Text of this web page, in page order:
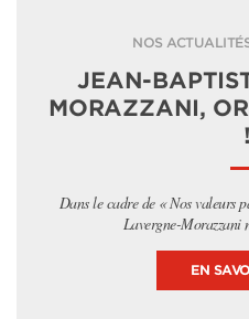
NOS
JEAN-
MORAZZANI,
!
Dans le cadre de « Nos valeurs
Lavergne-Morazzani
EN